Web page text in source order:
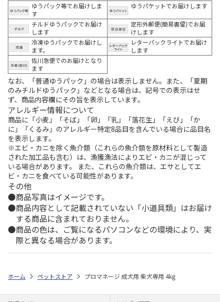
ゆうパック等でお届けしま
す
ゆうパケットでお届けします
チルドゆうパックでお届け
します
定形外郵便(簡易書留)でお届
けします
冷凍ゆうパックでお届けし
ます。
レターパックライトでお届け
します
佐川急便でのお届けとなり
ます
なお、「普通ゆうパック」の場合は表示しません。また、「夏期
のみチルドゆうパック」などとなる場合は、記号での表示はせ
ず、商品内容欄にその旨を表示しています。
アレルギー情報について
商品に「小麦」「そば」「卵」「乳」「落花生」「えび」「か
に」「くるみ」のアレルギー特定8品目を含んでいる場合に品目名
を表示します。
※エビ・カニを除く魚介類（これらの魚介類を原材料として製造
された加工品も含む）は、漁獲漁法によりエビ・カニが混じって
いる場合があります。 また、これらの魚介類は、エサとしてエ
ビ・カニを食べている可能性があります。
その他
商品写真はイメージです。
商品内容として記載されていない「小道具類」はお届け
する商品に含まれておりません。
商品の色は、ご覧になるパソコンなどの環境により、実
際と異なる場合があります。
ホーム ペットストア プロマネージ 成犬用 柴犬専用 4kg